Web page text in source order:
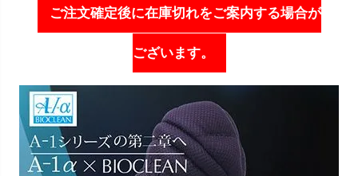
ご注文確定後に在庫切れをご案内する場合が
ございます。